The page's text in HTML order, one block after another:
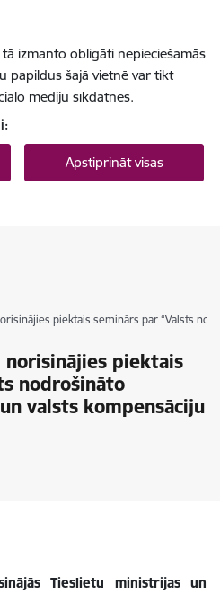
izmanto obligāti nepieciešamās
papildus šajā vietnē var tikt
mediju sīkdatnes.
Apstiprināt visas
piektais seminārs par “Valsts
piektais
nodrošināto
valsts kompensāciju
Tieslietu ministrijas un